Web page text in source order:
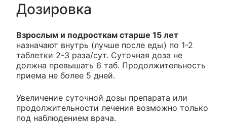
Дозировка
Взрослым и подросткам старше 15 лет
назначают внутрь (лучше после еды) по 1-2
таблетки 2-3 раза/сут. Суточная доза не
должна превышать 6 таб. Продолжительность
приема не более 5 дней.
Увеличение суточной дозы препарата или
продолжительности лечения возможно только
под наблюдением врача.